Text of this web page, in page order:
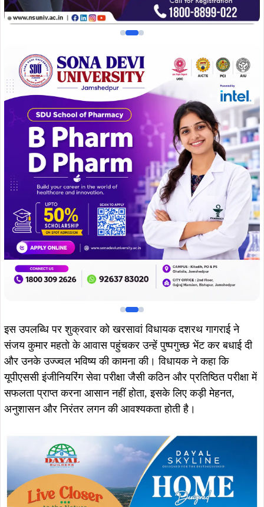
इस उपलब्धि पर शुक्रवार को खरसावां विधायक दशरथ गागराई ने
संजय कुमार महतो के आवास पहुंचकर उन्हें पुष्पगुच्छ भेंट कर बधाई दी
और उनके उज्ज्वल भविष्य की कामना की। विधायक ने कहा कि
यूपीएससी इंजीनियरिंग सेवा परीक्षा जैसी कठिन और प्रतिष्ठित परीक्षा में
सफलता प्राप्त करना आसान नहीं होता, इसके लिए कड़ी मेहनत,
अनुशासन और निरंतर लगन की आवश्यकता होती है।